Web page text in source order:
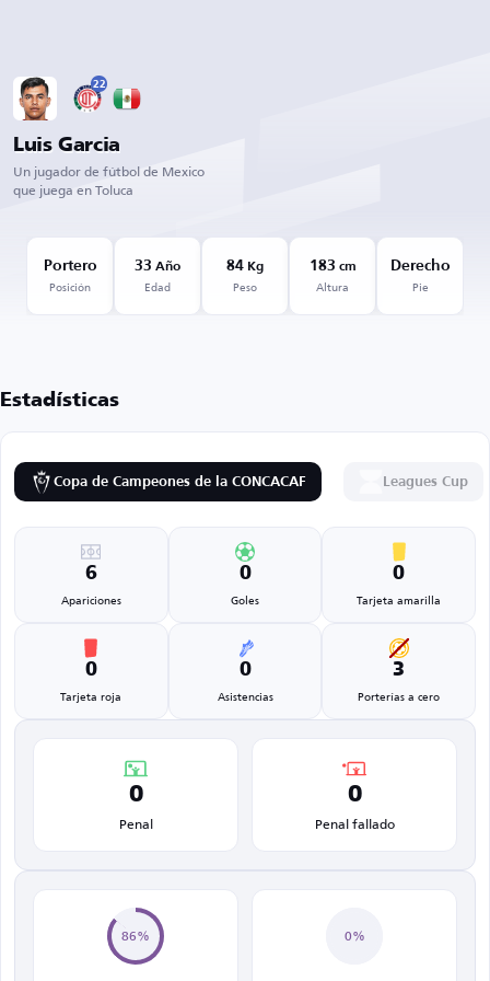
22
Luis Garcia
Un jugador de fútbol de Mexico
que juega en Toluca
Portero
Posición
33 Año
Edad
84 Kg
Peso
183 cm
Altura
Derecho
Pie
Estadísticas
Copa de Campeones de la CONCACAF Leagues Cup
6
Apariciones
0
Goles
0
Tarjeta amarilla
0
Tarjeta roja
0
Asistencias
3
Porterías a cero
0
Penal
0
Penal fallado
86% 0%